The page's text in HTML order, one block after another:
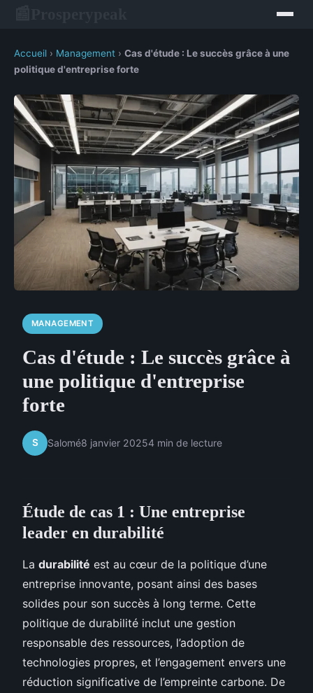
Accueil › Management › Cas d'étude : Le succès grâce à une
politique d'entreprise forte
MANAGEMENT
Cas d'étude : Le succès grâce à
une politique d'entreprise
forte
S Salomé8 janvier 20254 min de lecture
Étude de cas 1 : Une entreprise
leader en durabilité
La durabilité est au cœur de la politique d’une
entreprise innovante, posant ainsi des bases
solides pour son succès à long terme. Cette
politique de durabilité inclut une gestion
responsable des ressources, l’adoption de
technologies propres, et l’engagement envers une
réduction significative de l’empreinte carbone. De